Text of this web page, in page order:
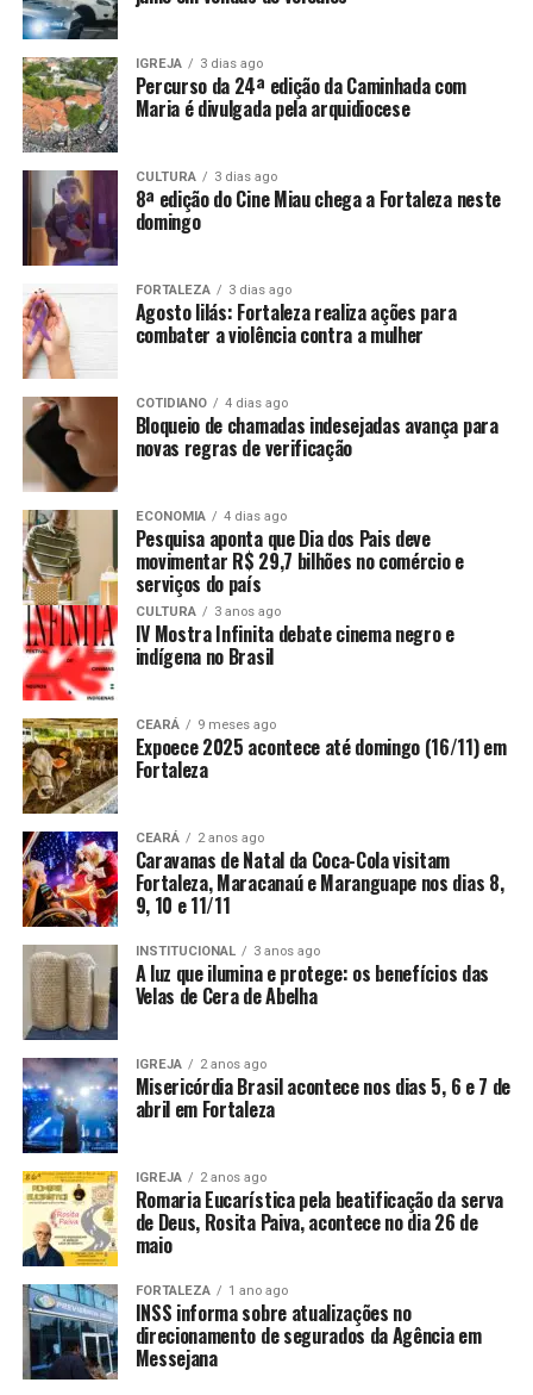
IGREJA 3 dias ago
Percurso da 24ª edição da Caminhada com
Maria é divulgada pela arquidiocese
CULTURA 3 dias ago
8ª edição do Cine Miau chega a Fortaleza neste
domingo
FORTALEZA 3 dias ago
Agosto lilás: Fortaleza realiza ações para
combater a violência contra a mulher
COTIDIANO 4 dias ago
Bloqueio de chamadas indesejadas avança para
novas regras de verificação
ECONOMIA 4 dias ago
Pesquisa aponta que Dia dos Pais deve
movimentar R$ 29,7 bilhões no comércio e
serviços do país
CULTURA 3 anos ago
IV Mostra Infinita debate cinema negro e
indígena no Brasil
CEARÁ 9 meses ago
Expoece 2025 acontece até domingo (16/11) em
Fortaleza
CEARÁ 2 anos ago
Caravanas de Natal da Coca-Cola visitam
Fortaleza, Maracanaú e Maranguape nos dias 8,
9, 10 e 11/11
INSTITUCIONAL 3 anos ago
A luz que ilumina e protege: os benefícios das
Velas de Cera de Abelha
IGREJA 2 anos ago
Misericórdia Brasil acontece nos dias 5, 6 e 7 de
abril em Fortaleza
IGREJA 2 anos ago
Romaria Eucarística pela beatificação da serva
de Deus, Rosita Paiva, acontece no dia 26 de
maio
FORTALEZA 1 ano ago
INSS informa sobre atualizações no
direcionamento de segurados da Agência em
Messejana